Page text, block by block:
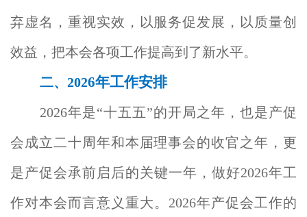
弃虚名，重视实效，以服务促发展，以质量创
效益，把本会各项工作提高到了新水平。
二、2026年工作安排
2026年是“十五五”的开局之年，也是产促
会成立二十周年和本届理事会的收官之年，更
是产促会承前启后的关键一年，做好2026年工
作对本会而言意义重大。2026年产促会工作的